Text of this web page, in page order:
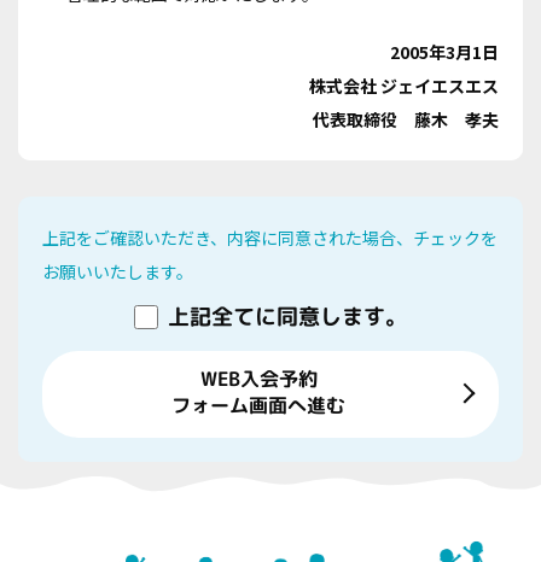
2005年3月1日
株式会社 ジェイエスエス
代表取締役 藤木 孝夫
上記をご確認いただき、内容に同意された場合、チェックを
お願いいたします。
上記全てに同意します。
WEB入会予約
フォーム画面へ進む